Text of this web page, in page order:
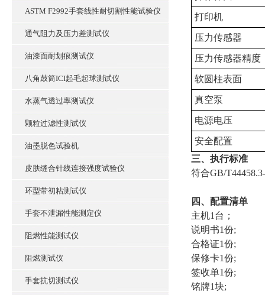
ASTM F2992手套线性耐切割性能试验仪
通气阻力及压力差测试仪
油漆面耐划痕测试仪
八角鼓筒ICI起毛起球测试仪
水蒸气透过率测试仪
颗粒过滤性测试仪
油墨脱色试验机
皮肤缝合针线连接强度试验仪
环型带初粘测试仪
手套不泄漏性能测定仪
阻燃性能测试仪
阻燃测试仪
手套抗切测试仪
打印机
压力传感器
压力传感器精度
软圆柱表面
真空泵
电源电压
安全配置
三、执行标准
符合GB/
四、配置清单
主机1台；
说明书1份;
合格证1份;
保修卡1份;
签收单1份;
铭牌1块;